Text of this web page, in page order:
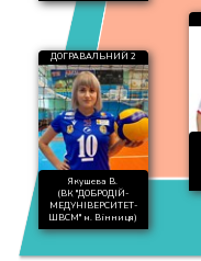
ДОГРАВАЛЬНИЙ 2
Якушева В.
(ВК "ДОБРОДІЙ-
МЕДУНІВЕРСИТЕТ-
ШВСМ" м. Вінниця)